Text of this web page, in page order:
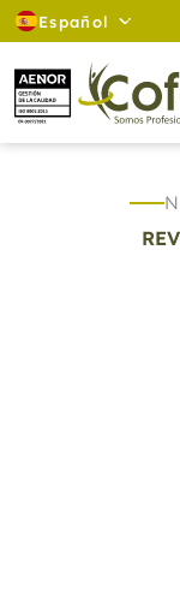
Español